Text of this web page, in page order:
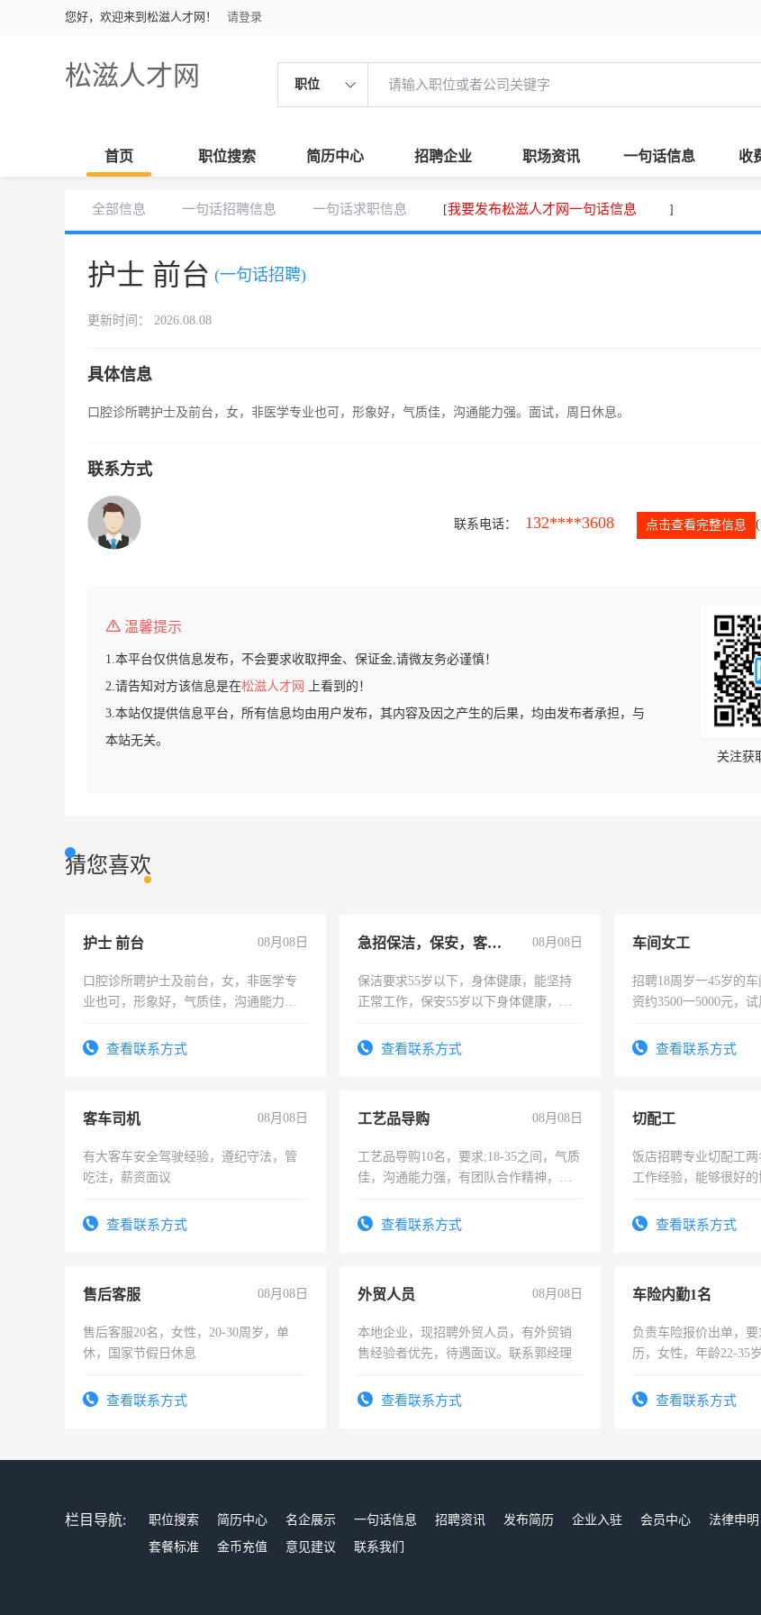
您好，欢迎来到松滋人才网！ 请登录
松滋人才网 职位
首页 职位搜索 简历中心 招聘企业 职场资讯 一句话信息 收
全部信息 一句话招聘信息 一句话求职信息 [我要发布松滋人才网一句话信息 ]
护士 前台 (一句话招聘)
更新时间： 2026.08.08
具体信息
口腔诊所聘护士及前台，女，非医学专业也可，形象好，气质佳，沟通能力强。面试，周日休息。
联系方式
联系电话： 132****3608 点击查看完整信息
温馨提示
1.本平台仅供信息发布，不会要求收取押金、保证金,请微友务必谨慎！
2.请告知对方该信息是在松滋人才网
上看到的！
3.本站仅提供信息平台，所有信息均由用户发布，其内容及因之产生的后果，均由发布者承担，与
本站无关。
关注获
猜您喜欢
护士 前台 08月08日
口腔诊所聘护士及前台，女，非医学专
业也可，形象好，气质佳，沟通能力
查看联系方式
急招保洁，保安，客服，工程 08月08日
保洁要求55岁以下，身体健康，能坚持
正常工作，保安55岁以下身体健康，有
录，客服要求45岁以下高中以上文化，
查看联系方式
车间女工
招聘18周岁一45岁的
资约3500一5000元，
查看联系方式
客车司机 08月08日
有大客车安全驾驶经验，遵纪守法，管
吃注，薪资面议
查看联系方式
工艺品导购 08月08日
工艺品导购10名，要求;18-35之间，气质
佳，沟通能力强，有团队合作精神，有
查看联系方式
切配工
饭店招聘专业切配工
工作经验，能够很好
4500。查看联系方式
售后客服 08月08日
售后客服20名，女性，20-30周岁，单
休，国家节假日休息
查看联系方式
外贸人员 08月08日
本地企业，现招聘外贸人员，有外贸销
售经验者优先，待遇面议。联系郭经理
查看联系方式
车险内勤1名
负责车险报价出单，
历，女性，年龄22-35
试用期1-3个月，转正
查看联系方式
栏目导航: 职位搜索 简历中心 名企展示 一句话信息 招聘资讯 发布简历 企业入驻 会员中心
法律申明
套餐标准
金币充值 意见建议 联系我们